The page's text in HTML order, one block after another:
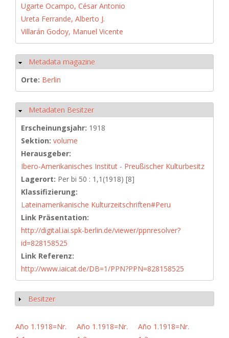
Ugarte Ocampo, César Antonio
Ureta Ferrande, Alberto J.
Villarán Godoy, Manuel Vicente
Ausblenden
Metadata magazine
Orte: Berlin
Ausblenden
Metadaten Besitzer
Erscheinungsjahr: 1918
Sektion: volume
Herausgeber:
Ibero-Amerikanisches Institut - Preußischer Kulturbesitz
Lagerort: Per bi 50 : 1,1(1918) [8]
Klassifizierung:
Lateinamerikanische Kulturzeitschriften#Peru
Link Präsentation:
http://digital.iai.spk-berlin.de/viewer/ppnresolver?
id=828158525
Link Referenz:
http://www.iaicat.de/DB=1/PPN?PPN=828158525
Anzeigen
Besitzer
Año 1.1918=Nr.
Año 1.1918=Nr.
Año 1.1918=Nr.